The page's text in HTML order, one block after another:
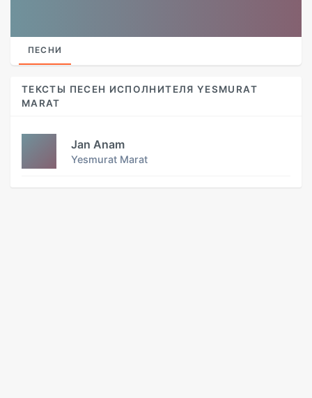
ПЕСНИ
ТЕКСТЫ ПЕСЕН ИСПОЛНИТЕЛЯ YESMURAT
MARAT
Jan Anam
Yesmurat Marat